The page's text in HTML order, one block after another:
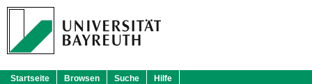
Startseite Browsen Suche Hilfe